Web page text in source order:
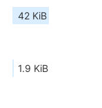
42 KiB
1.9 KiB